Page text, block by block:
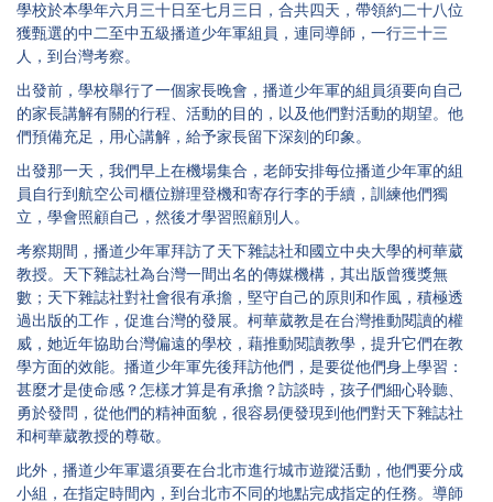
學校於本學年六月三十日至七月三日，合共四天，帶領約二十八位
獲甄選的中二至中五級播道少年軍組員，連同導師，一行三十三
人，到台灣考察。
出發前，學校舉行了一個家長晚會，播道少年軍的組員須要向自己
的家長講解有關的行程、活動的目的，以及他們對活動的期望。他
們預備充足，用心講解，給予家長留下深刻的印象。
出發那一天，我們早上在機場集合，老師安排每位播道少年軍的組
員自行到航空公司櫃位辦理登機和寄存行李的手續，訓練他們獨
立，學會照顧自己，然後才學習照顧別人。
考察期間，播道少年軍拜訪了天下雜誌社和國立中央大學的柯華葳
教授。天下雜誌社為台灣一間出名的傳媒機構，其出版曾獲獎無
數；天下雜誌社對社會很有承擔，堅守自己的原則和作風，積極透
過出版的工作，促進台灣的發展。柯華葳教是在台灣推動閱讀的權
威，她近年協助台灣偏遠的學校，藉推動閱讀教學，提升它們在教
學方面的效能。播道少年軍先後拜訪他們，是要從他們身上學習：
甚麼才是使命感？怎樣才算是有承擔？訪談時，孩子們細心聆聽、
勇於發問，從他們的精神面貌，很容易便發現到他們對天下雜誌社
和柯華葳教授的尊敬。
此外，播道少年軍還須要在台北市進行城市遊蹤活動，他們要分成
小組，在指定時間內，到台北市不同的地點完成指定的任務。導師